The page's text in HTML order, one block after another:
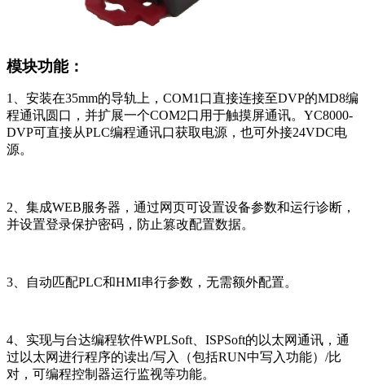
模块功能：
1、安装在35mm的导轨上，COM1口直接连接至DVP的MD8编
程通讯圆口，并扩展一个COM2口用于触摸屏通讯。YC8000-
DVP可直接从PLC编程通讯口获取电源，也可外接24VDC电
源。
2、集成WEB服务器，通过网页可设置设备参数和运行诊断，
并设置登录保护密码，防止篡改配置数据。
3、自动匹配PLC和HMI串行参数，无需额外配置。
4、实现与台达编程软件WPLSoft、ISPSoft的以太网通讯，通
过以太网进行程序的读出/写入（包括RUN中写入功能）/比
对，可编程控制器运行监视等功能。